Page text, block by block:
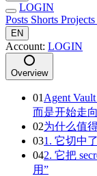
LOGIN
Posts Shorts Projects
EN
Account: LOGIN
Overview
01 Agent
而是开始走
02为什么值
031. 它切中
042. 它把
用”